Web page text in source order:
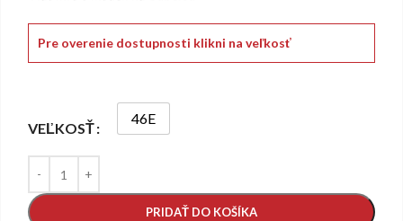
Pre overenie dostupnosti klikni na veľkosť
VEĽKOSŤ
46E
PRIDAŤ DO KOŠÍKA